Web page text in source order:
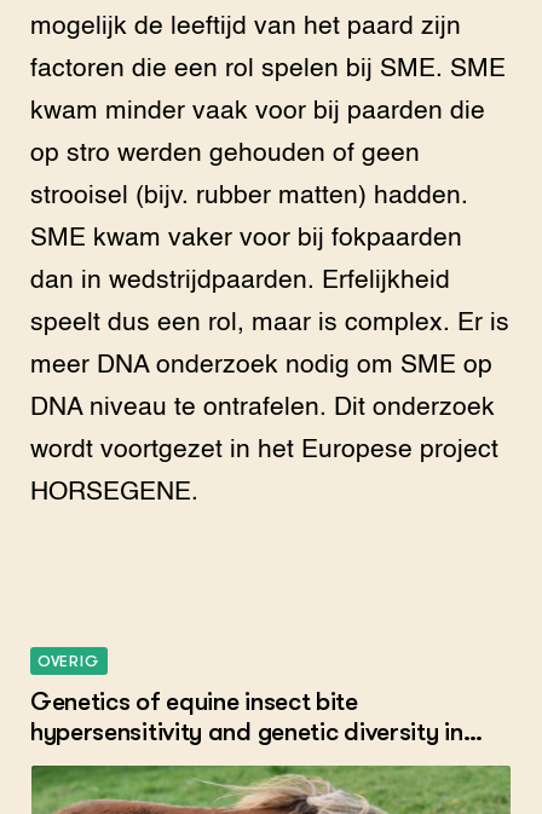
mogelijk de leeftijd van het paard zijn
factoren die een rol spelen bij SME. SME
kwam minder vaak voor bij paarden die
op stro werden gehouden of geen
strooisel (bijv. rubber matten) hadden.
SME kwam vaker voor bij fokpaarden
dan in wedstrijdpaarden. Erfelijkheid
speelt dus een rol, maar is complex. Er is
meer DNA onderzoek nodig om SME op
DNA niveau te ontrafelen. Dit onderzoek
wordt voortgezet in het Europese project
HORSEGENE.
OVERIG
Genetics of equine insect bite
hypersensitivity and genetic diversity in
horses